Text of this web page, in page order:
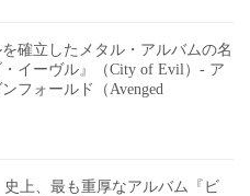
確立したメタル・アルバムの名
イーヴル』（City of Evil）- ア
フォールド（Avenged
史上、最も重厚なアルバム『ビ